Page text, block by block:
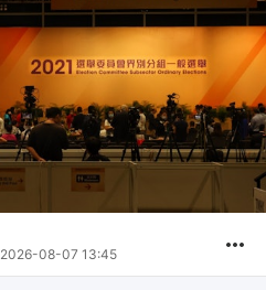
2026-08-07 13:45